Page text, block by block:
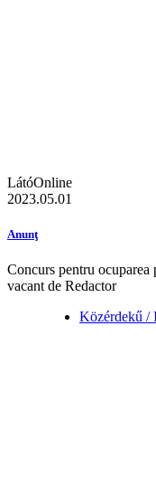
LátóOnline
2023.05.01
Anunţ
Concurs pentru ocuparea
vacant de Redactor
Közérdekű /